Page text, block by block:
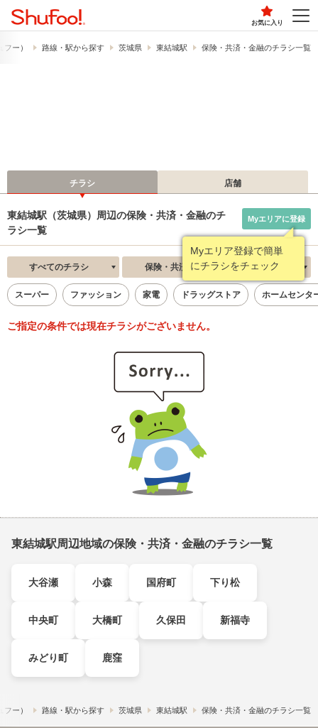
お気に入り
ー） 路線・駅から探す 茨城県 東結城駅 保険・共済・金融のチラシ一覧
チラシ 店舗
東結城駅（茨城県）周辺の保険・共済・金融のチ
ラシ一覧
Myエリア登録で簡単
にチラシをチェック
Myエリアに登録
すべてのチラシ 保険・共済・金融 新着順
スーパー ファッション 家電 ドラッグストア ホームセンタ
ご指定の条件では現在チラシがございません。
東結城駅周辺地域の保険・共済・金融のチラシ一覧
大谷瀬 小森 国府町 下り松
中央町 大橋町 久保田 新福寺
みどり町 鹿窪
ー） 路線・駅から探す 茨城県 東結城駅 保険・共済・金融のチラシ一覧